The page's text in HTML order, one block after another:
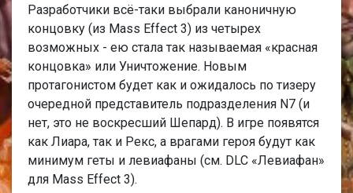
Разработчики всё-таки выбрали каноничную
концовку (из Mass Effect 3) из четырех
возможных - ею стала так называемая «красная
концовка» или Уничтожение. Новым
протагонистом будет как и ожидалось по тизеру
очередной представитель подразделения N7 (и
нет, это не воскресший Шепард). В игре появятся
как Лиара, так и Рекс, а врагами героя будут как
минимум геты и левиафаны (см. DLC «Левиафан»
для Mass Effect 3).